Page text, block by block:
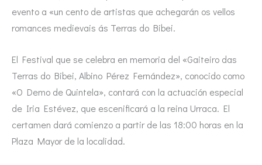
evento a «un cento de artistas que achegarán os vellos
romances medievais ás Terras do Bibei.
El Festival que se celebra en memoria del «Gaiteiro das
Terras do Bibei, Albino Pérez Fernández», conocido como
«O Demo de Quintela», contará con la actuación especial
de Iria Estévez, que escenificará a la reina Urraca. El
certamen dará comienzo a partir de las 18:00 horas en la
Plaza Mayor de la localidad.